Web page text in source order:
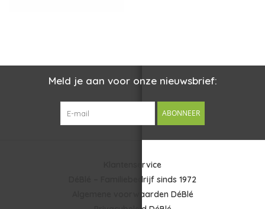
Meld je aan voor onze nieuwsbrief:
ABONNEER
Klantenservice
DéBlé – Familiebedrijf sinds 1972
Algemene voorwaarden DéBlé